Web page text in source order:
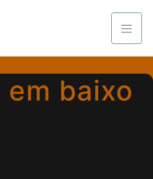
baixo